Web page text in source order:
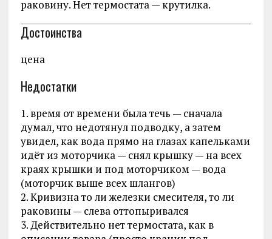
раковину. Нет термостата — крутилка.
Достоинства
цена
Недостатки
1. время от времени была течь — сначала
думал, что недотянул подводку, а затем
увидел, как вода прямо на глазах капельками
идёт из моторчика — снял крышку — на всех
краях крышки и под моторчиком — вода
(моторчик выше всех шлангов)
2. Кривизна то ли железки смесителя, то ли
раковины — слева оттопыривался
3. Действительно нет термостата, как в